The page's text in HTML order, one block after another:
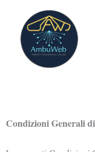
contenuto
Condizioni Generali